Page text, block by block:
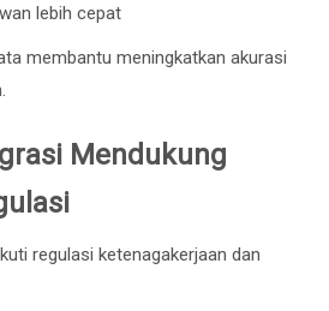
lebih cepat
membantu meningkatkan akurasi
Mendukung
regulasi ketenagakerjaan dan